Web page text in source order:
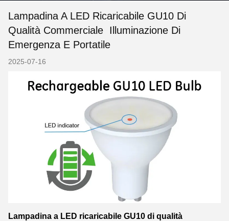
Lampadina A LED Ricaricabile GU10 Di
Qualità Commerciale  Illuminazione Di
Emergenza E Portatile
2025-07-16
Lampadina a LED ricaricabile GU10 di qualità